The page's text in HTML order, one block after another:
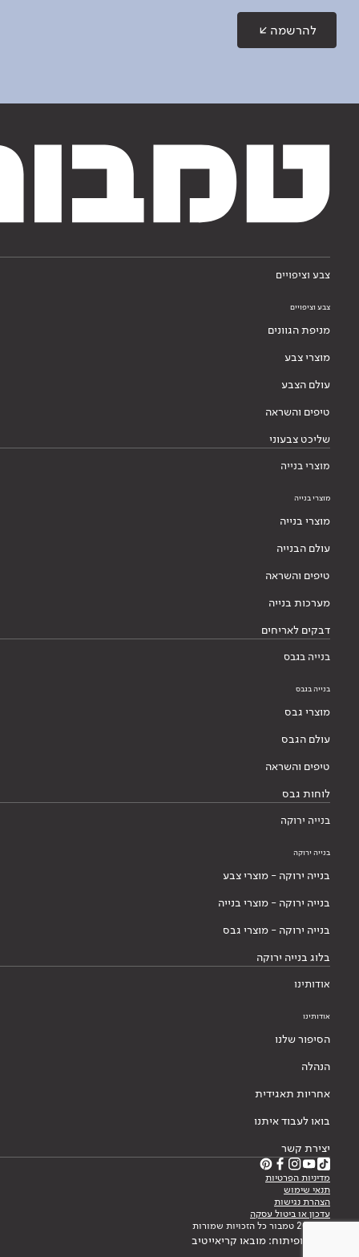
להרשמה
צבע וציפויים
צבע וציפויים
מניפת הגוונים
מוצרי צבע
עולם הצבע
טיפים והשראה
שליכט צבעוני
מוצרי בנייה
מוצרי בנייה
מוצרי בנייה
עולם הבנייה
טיפים והשראה
מערכות בנייה
דבקים לאריחים
בנייה בגבס
בנייה בגבס
מוצרי גבס
עולם הגבס
טיפים והשראה
לוחות גבס
בנייה ירוקה
בנייה ירוקה
בנייה ירוקה - מוצרי צבע
בנייה ירוקה - מוצרי בנייה
בנייה ירוקה - מוצרי גבס
בלוג בנייה ירוקה
אודותינו
אודותינו
הסיפור שלנו
הנהלה
אחריות תאגידית
בואו לעבוד איתנו
יצירת קשר
מדיניות הפרטיות
תנאי שימוש
הצהרת נגישות
עדכון או ביטול עסקה
© 2026 טמבור כל הזכויות שמורות
עיצוב ופיתוח: מובאו קריאייטיב